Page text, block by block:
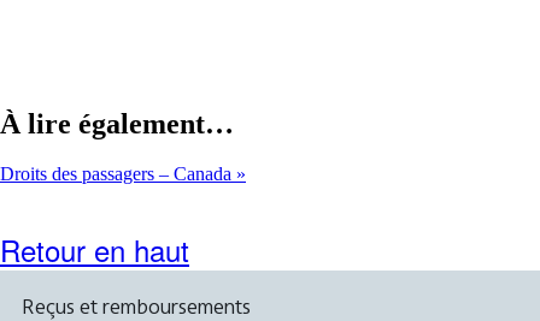
À lire également…
Droits des passagers – Canada
Retour en haut
Reçus et remboursements